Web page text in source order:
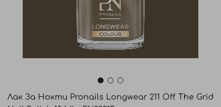
началото
Лак За Нокти Pronails Longwear 211 Off The Grid